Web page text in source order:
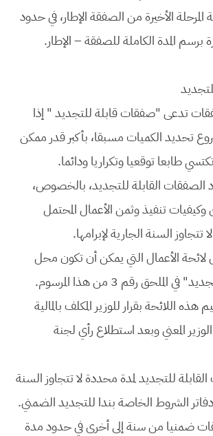
المرحلة الأخيرة من الصفقة الإطار، في حدود
برسم المدة الكاملة للصفقة – الإطار.
تدعى "صفقات قابلة للتجديد " إذا
تحديد الكميات مسبقا، بأكبر قدر ممكن
طابعا توقعيا وتكراريا ودائما.
القابلة للتجديد، بالخصوص،
تنفيذ وثمن الأعمال المحتمل
تتجاوز السنة الجارية لإبرامها.
الأعمال التي يمكن أن تكون محل
"صفقات قابلة للتجديد" في الملحق رقم 3 من هذا المرسوم.
هذه اللائحة بقرار للوزير المكلف بالمالية
المعني وبعد استطلاع رأي لجنة
للتجديد لمدة محددة لا تتجاوز السنة
الشروط الخاصة بندا للتجديد الضمني.
ضمنيا من سنة إلى أخرى في حدود مدة